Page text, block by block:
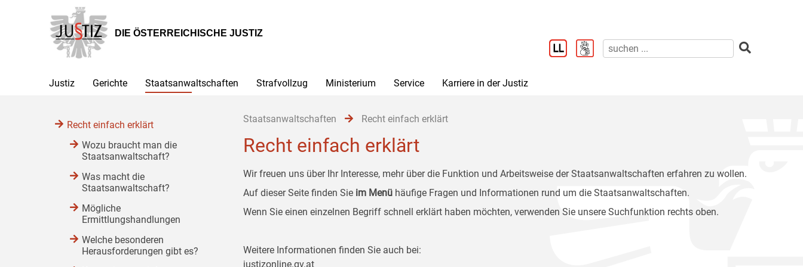
Hauptnavigation
[1]
Inhalt
[2]
Untermenü
[3]
DIE ÖSTERREICHISCHE JUSTIZ
Justiz Gerichte Staatsanwaltschaften Strafvollzug Ministerium Service Karriere in der Justiz
Staatsanwaltschaften Recht einfach erklärt
Recht einfach erklärt
Wir freuen uns über Ihr Interesse, mehr über die Funktion und Arbeitsweise der Staatsanwaltschaften erfahren zu wollen.
Auf dieser Seite finden Sie im Menü häufige Fragen und Informationen rund um die Staatsanwaltschaften.
Wenn Sie einen einzelnen Begriff schnell erklärt haben möchten, verwenden Sie unsere Suchfunktion rechts oben.
Weitere Informationen finden Sie auch bei:
justizonline.gv.at
Recht einfach erklärt
Wozu braucht man die
Staatsanwaltschaft?
Was macht die
Staatsanwaltschaft?
Mögliche
Ermittlungshandlungen
Welche besonderen
Herausforderungen gibt es?